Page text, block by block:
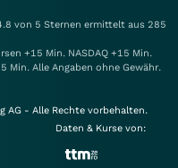
von 5 Sternen ermittelt aus 285
+15 Min. NASDAQ +15 Min.
Min. Alle Angaben ohne Gewähr.
- Alle Rechte vorbehalten.
Daten & Kurse von: